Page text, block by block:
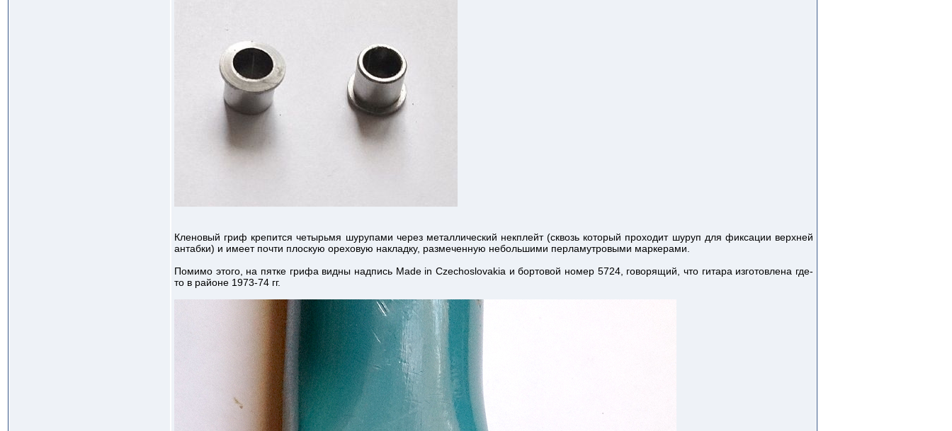
Кленовый гриф крепится четырьмя шурупами через металлический некплейт (сквозь который проходит шуруп для фиксации верхней
антабки) и имеет почти плоскую ореховую накладку, размеченную небольшими перламутровыми маркерами.
Помимо этого, на пятке грифа видны надпись Made in Czechoslovakia и бортовой номер 5724, говорящий, что гитара изготовлена где-
то в районе 1973-74 гг.